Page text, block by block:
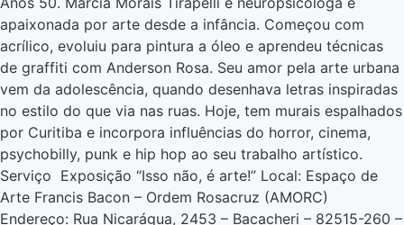
apaixonada por arte desde a infância. Começou com
acrílico, evoluiu para pintura a óleo e aprendeu técnicas
de graffiti com Anderson Rosa. Seu amor pela arte urbana
vem da adolescência, quando desenhava letras inspiradas
no estilo do que via nas ruas. Hoje, tem murais espalhados
por Curitiba e incorpora influências do horror, cinema,
psychobilly, punk e hip hop ao seu trabalho artístico.
Serviço Exposição “Isso não, é arte!” Local: Espaço de
Arte Francis Bacon – Ordem Rosacruz (AMORC)
Endereço: Rua Nicarágua, 2453 – Bacacheri – 82515-260 –